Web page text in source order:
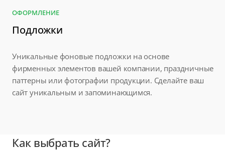
ОФОРМЛЕНИЕ
Подложки
Уникальные фоновые подложки на основе
фирменных элементов вашей компании, праздничные
паттерны или фотографии продукции. Сделайте ваш
сайт уникальным и запоминающимся.
Как выбрать сайт?